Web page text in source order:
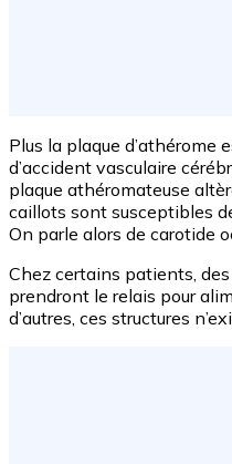
Plus la plaque d’athérome
d’accident vasculaire
plaque athéromateuse
caillots sont susceptibles
On parle alors de carotide
Chez certains patients,
prendront le relais pour
d’autres, ces structures